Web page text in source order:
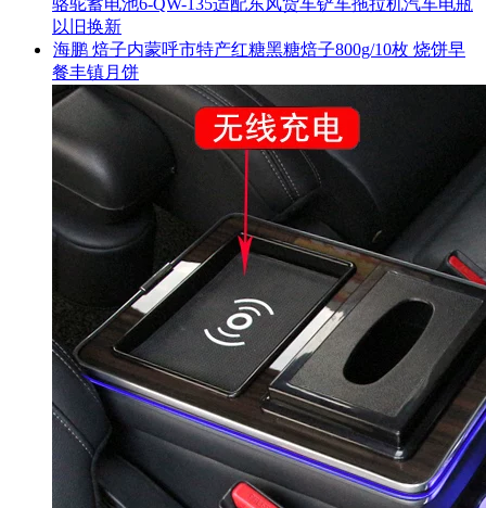
骆驼蓄电池6-QW-135适配东风货车铲车拖拉机汽车电瓶
以旧换新
海鹏 焙子内蒙呼市特产红糖黑糖焙子800g/10枚 烧饼早
餐丰镇月饼